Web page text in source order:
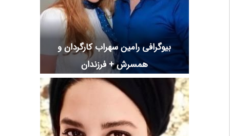
بیوگرافی رامین سهراب کارگردان و
همسرش + فرزندان